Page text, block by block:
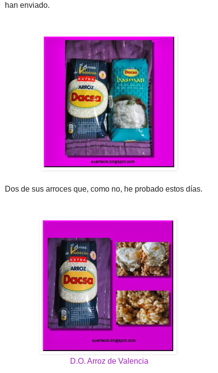
han enviado.
Dos de sus arroces que, como no, he probado estos días.
D.O. Arroz de Valencia